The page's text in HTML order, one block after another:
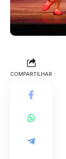
COMPARTILHAR